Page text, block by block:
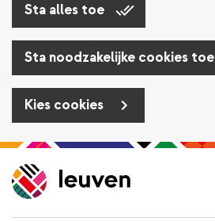
Sta alles toe
Sta noodzakelijke cookies toe
Kies cookies
Overslaan
en
naar